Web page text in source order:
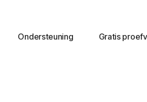
Ondersteuning Gratis